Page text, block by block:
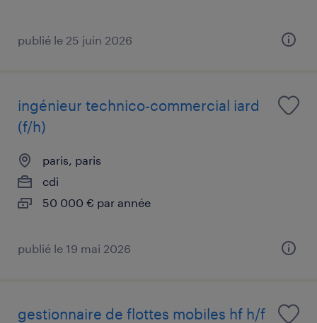
publié le 25 juin 2026
ingénieur technico-commercial iard
(f/h)
paris, paris
cdi
50 000 € par année
publié le 19 mai 2026
gestionnaire de flottes mobiles hf h/f